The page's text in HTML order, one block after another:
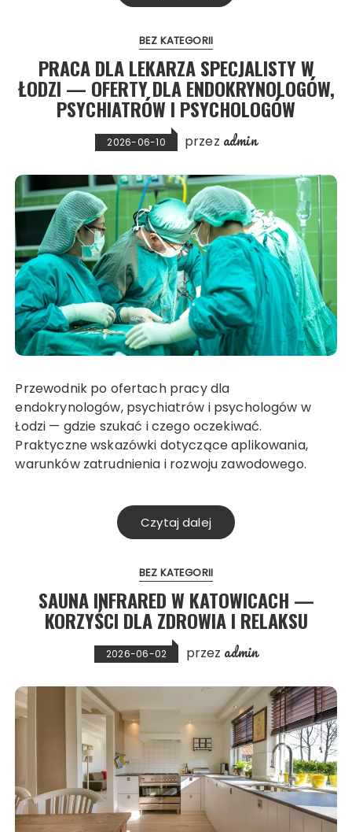
BEZ KATEGORII
PRACA DLA LEKARZA SPECJALISTY W
ŁODZI — OFERTY DLA ENDOKRYNOLOGÓW,
PSYCHIATRÓW I PSYCHOLOGÓW
2026-06-10 przez admin
Przewodnik po ofertach pracy dla
endokrynologów, psychiatrów i psychologów w
Łodzi — gdzie szukać i czego oczekiwać.
Praktyczne wskazówki dotyczące aplikowania,
warunków zatrudnienia i rozwoju zawodowego.
Czytaj dalej
BEZ KATEGORII
SAUNA INFRARED W KATOWICACH —
KORZYŚCI DLA ZDROWIA I RELAKSU
2026-06-02 przez admin